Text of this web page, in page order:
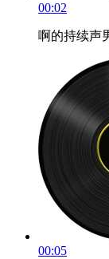
00:02
啊的持续声
00:05